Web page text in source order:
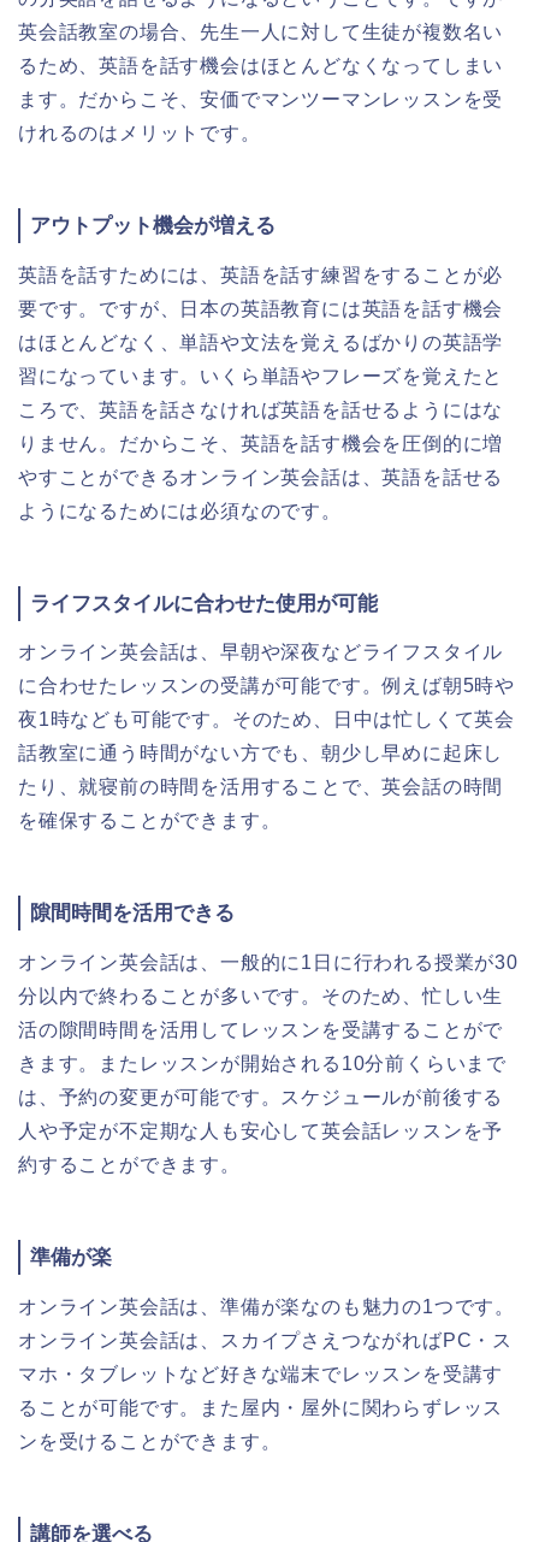
英会話教室の場合、先生一人に対して生徒が複数名い
るため、英語を話す機会はほとんどなくなってしまい
ます。だからこそ、安価でマンツーマンレッスンを受
けれるのはメリットです。
アウトプット機会が増える
英語を話すためには、英語を話す練習をすることが必
要です。ですが、日本の英語教育には英語を話す機会
はほとんどなく、単語や文法を覚えるばかりの英語学
習になっています。いくら単語やフレーズを覚えたと
ころで、英語を話さなければ英語を話せるようにはな
りません。だからこそ、英語を話す機会を圧倒的に増
やすことができるオンライン英会話は、英語を話せる
ようになるためには必須なのです。
ライフスタイルに合わせた使用が可能
オンライン英会話は、早朝や深夜などライフスタイル
に合わせたレッスンの受講が可能です。例えば朝5時や
夜1時なども可能です。そのため、日中は忙しくて英会
話教室に通う時間がない方でも、朝少し早めに起床し
たり、就寝前の時間を活用することで、英会話の時間
を確保することができます。
隙間時間を活用できる
オンライン英会話は、一般的に1日に行われる授業が30
分以内で終わることが多いです。そのため、忙しい生
活の隙間時間を活用してレッスンを受講することがで
きます。またレッスンが開始される10分前くらいまで
は、予約の変更が可能です。スケジュールが前後する
人や予定が不定期な人も安心して英会話レッスンを予
約することができます。
準備が楽
オンライン英会話は、準備が楽なのも魅力の1つです。
オンライン英会話は、スカイプさえつながればPC・ス
マホ・タブレットなど好きな端末でレッスンを受講す
ることが可能です。また屋内・屋外に関わらずレッス
ンを受けることができます。
講師を選べる